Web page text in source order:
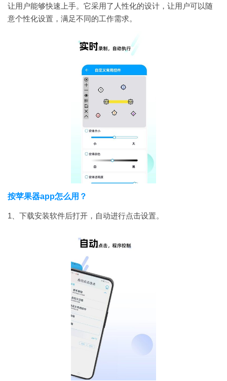
让用户能够快速上手。它采用了人性化的设计，让用户可以随
意个性化设置，满足不同的工作需求。
按苹果器app怎么用？
1、下载安装软件后打开，自动进行点击设置。